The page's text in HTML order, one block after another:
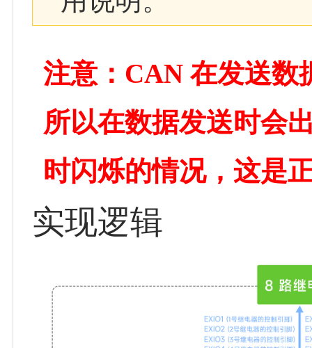
注意：CAN 在发送数
所以在数据发送时会
时闪烁的情况，这是
实现逻辑